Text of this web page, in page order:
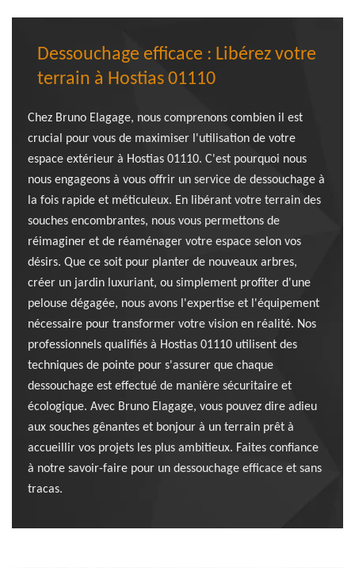
Dessouchage efficace : Libérez votre
terrain à Hostias 01110
Chez Bruno Elagage, nous comprenons combien il est
crucial pour vous de maximiser l'utilisation de votre
espace extérieur à Hostias 01110. C'est pourquoi nous
nous engageons à vous offrir un service de dessouchage à
la fois rapide et méticuleux. En libérant votre terrain des
souches encombrantes, nous vous permettons de
réimaginer et de réaménager votre espace selon vos
désirs. Que ce soit pour planter de nouveaux arbres,
créer un jardin luxuriant, ou simplement profiter d'une
pelouse dégagée, nous avons l'expertise et l'équipement
nécessaire pour transformer votre vision en réalité. Nos
professionnels qualifiés à Hostias 01110 utilisent des
techniques de pointe pour s'assurer que chaque
dessouchage est effectué de manière sécuritaire et
écologique. Avec Bruno Elagage, vous pouvez dire adieu
aux souches gênantes et bonjour à un terrain prêt à
accueillir vos projets les plus ambitieux. Faites confiance
à notre savoir-faire pour un dessouchage efficace et sans
tracas.